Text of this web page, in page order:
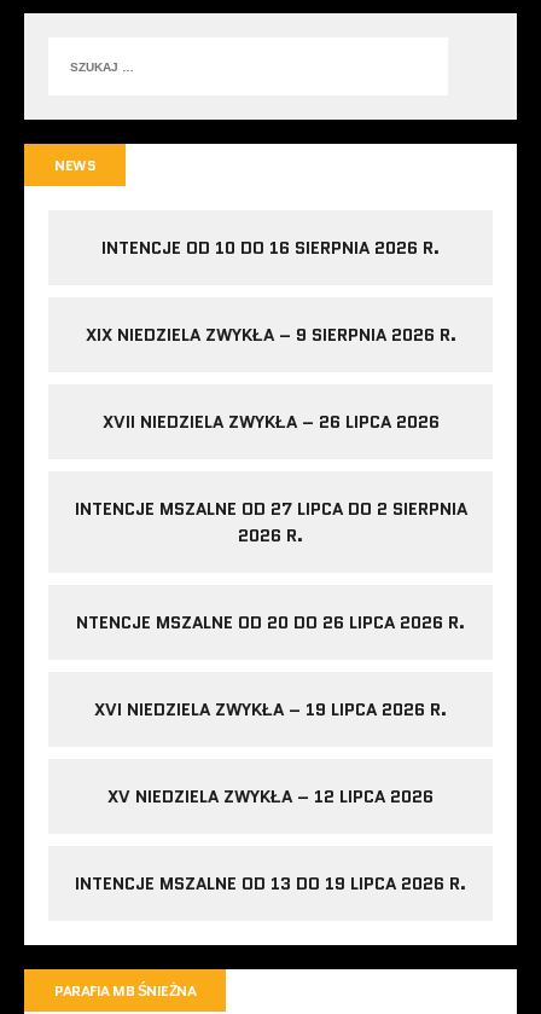
NEWS
INTENCJE OD 10 DO 16 SIERPNIA 2026 R.
XIX NIEDZIELA ZWYKŁA – 9 SIERPNIA 2026 R.
XVII NIEDZIELA ZWYKŁA – 26 LIPCA 2026
INTENCJE MSZALNE OD 27 LIPCA DO 2 SIERPNIA
2026 R.
NTENCJE MSZALNE OD 20 DO 26 LIPCA 2026 R.
XVI NIEDZIELA ZWYKŁA – 19 LIPCA 2026 R.
XV NIEDZIELA ZWYKŁA – 12 LIPCA 2026
INTENCJE MSZALNE OD 13 DO 19 LIPCA 2026 R.
PARAFIA MB ŚNIEŻNA